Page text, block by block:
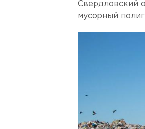
Свердловский
мусорный